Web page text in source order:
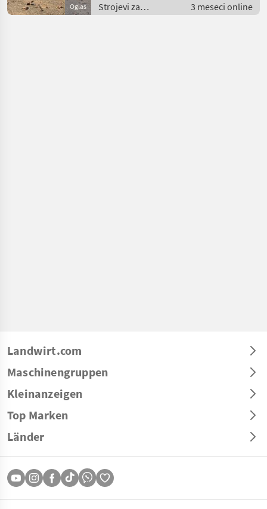
Oglas
Strojevi za
đubrenje, gnojenje i
3 meseci online
Landwirt.com
Maschinengruppen
Kleinanzeigen
Top Marken
Länder